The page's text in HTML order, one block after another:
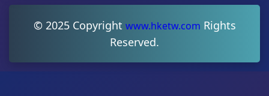
© 2025 Copyright www.hketw.com Rights
Reserved.